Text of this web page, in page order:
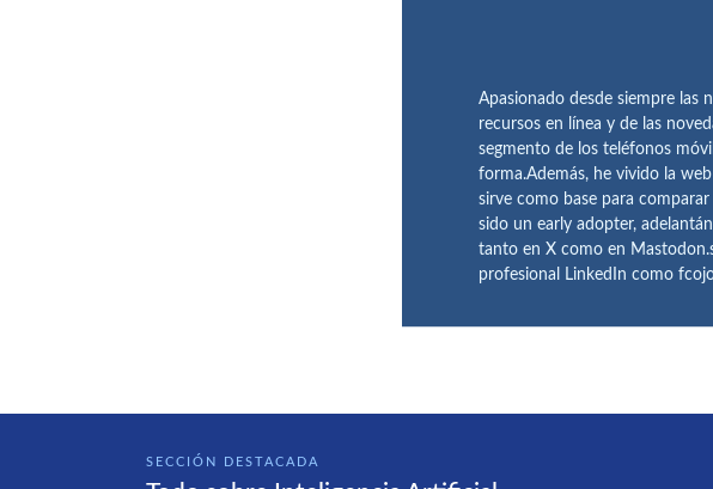
Apasionado desde siempre las
recursos en línea y de las
segmento de los teléfonos
forma.Además, he vivido la
sirve como base para
sido un early adopter,
tanto en X como en
profesional LinkedIn como
SECCIÓN DESTACADA